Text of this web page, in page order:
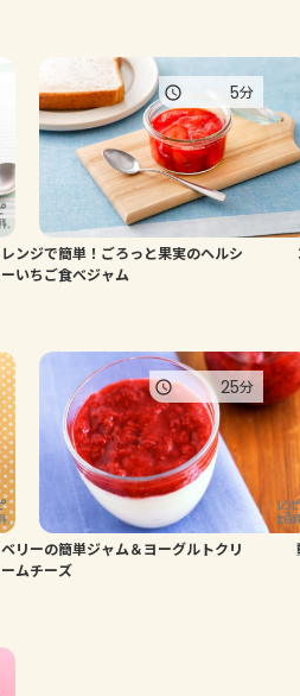
コ
レシ
トー
よ
レンジで簡単！ごろっと果実のヘルシ
ーいちご食べジャム
5分
ベリーの簡単ジャム＆ヨーグルトクリ
ームチーズ
25分